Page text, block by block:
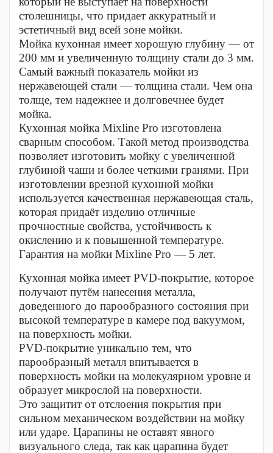
столешницы, что придает аккуратный и
эстетичный вид всей зоне мойки.
Мойка кухонная имеет хорошую глубину — от
200 мм и увеличенную толщину стали до 3 мм.
Самый важный показатель мойки из
нержавеющей стали — толщина стали. Чем она
толще, тем надежнее и долговечнее будет
мойка.
Кухонная мойка Mixline Pro изготовлена
сварным способом. Такой метод производства
позволяет изготовить мойку с увеличенной
глубиной чаши и более четкими гранями. При
изготовлении врезной кухонной мойки
используется качественная нержавеющая сталь,
которая придаёт изделию отличные
прочностные свойства, устойчивость к
окислению и к повышенной температуре.
Гарантия на мойки Mixline Pro — 5 лет.
Кухонная мойка имеет PVD-покрытие, которое
получают путём нанесения металла,
доведенного до парообразного состояния при
высокой температуре в камере под вакуумом,
на поверхность мойки.
PVD-покрытие уникально тем, что
парообразный металл впитывается в
поверхность мойки на молекулярном уровне и
образует микрослой на поверхности.
Это защитит от отслоения покрытия при
сильном механическом воздействии на мойку
или ударе. Царапины не оставят явного
визуального следа, так как царапина будет